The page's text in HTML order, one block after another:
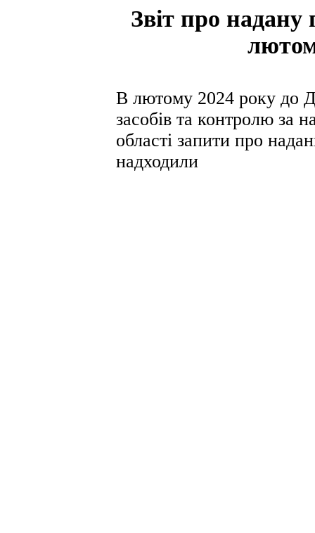
Звіт про надану
В лютому 2024 року до
засобів та контролю за
області запити про
надходили